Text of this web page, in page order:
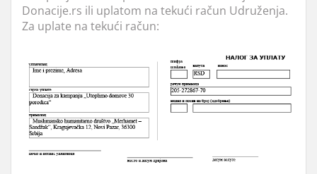
Donacije.rs ili uplatom na tekući račun Udruženja.
Za uplate na tekući račun: